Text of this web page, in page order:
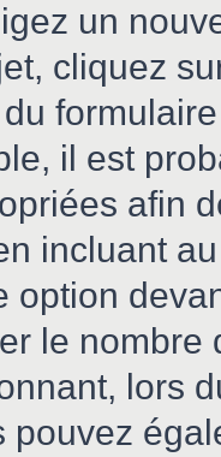
un
cliquez
il est
afin
incluant
option
le nombre
lors
pouvez